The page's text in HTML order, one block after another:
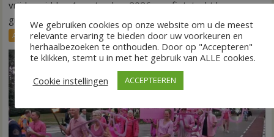
langs
initiatieven
vrijdagmiddag 4 september 2026 een fietstocht langs
groene initiatieven...
Agenda Nieuws
We gebruiken cookies op onze website om u de meest
relevante ervaring te bieden door uw voorkeuren en
herhaalbezoeken te onthouden. Door op "Accepteren"
te klikken, stemt u in met het gebruik van ALLE cookies.
Cookie instellingen
ACCEPTEEREN